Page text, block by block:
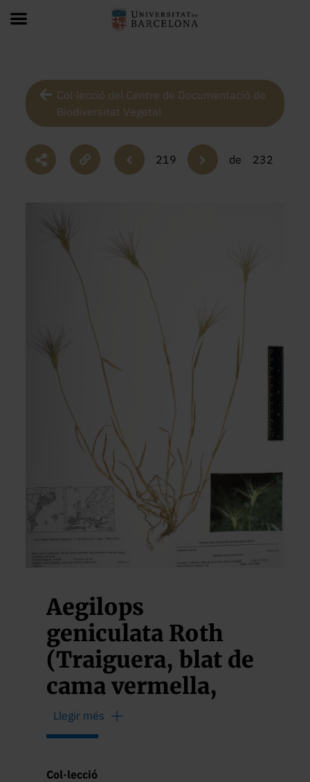
Col·lecció del Centre de Documentació de
Biodiversitat Vegetal
219 de 232
Aegilops
geniculata Roth
(Traiguera, blat de
cama vermella,
blat de perdiu, blat
del diable,
civadeta, blat bord)
Llegir més
Col·lecció